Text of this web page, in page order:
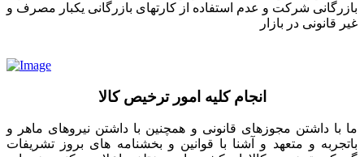
بازرگانی شرکت و عدم استفاده از کارتهای بازرگانی یکبار مصرف و
غیر قانونی در بازار
انجام کلیه امور ترخیص کالا
ما با داشتن مجوزهای قانونی و همچنین با داشتن نیروهای ماهر و
باتجربه و متعهد و آشنا با قوانین و بخشنامه های بروز تشریفات